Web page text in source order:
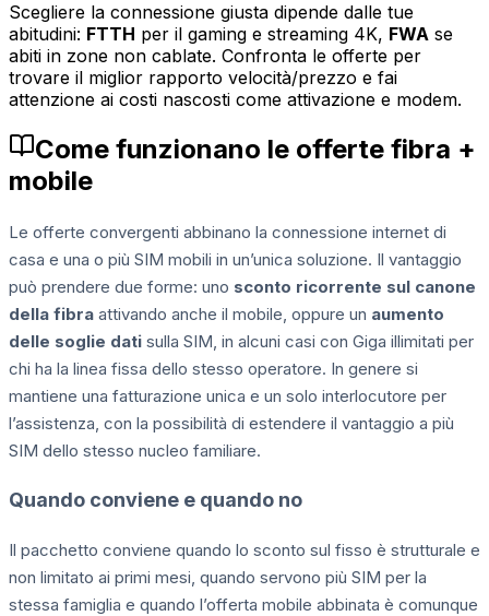
Scegliere la connessione giusta dipende dalle tue
abitudini: FTTH per il gaming e streaming 4K, FWA se
abiti in zone non cablate. Confronta le offerte per
trovare il miglior rapporto velocità/prezzo e fai
attenzione ai costi nascosti come attivazione e modem.
Come funzionano le offerte fibra +
mobile
Le offerte convergenti abbinano la connessione internet di
casa e una o più SIM mobili in un’unica soluzione. Il vantaggio
può prendere due forme: uno sconto ricorrente sul canone
della fibra attivando anche il mobile, oppure un aumento
delle soglie dati sulla SIM, in alcuni casi con Giga illimitati per
chi ha la linea fissa dello stesso operatore. In genere si
mantiene una fatturazione unica e un solo interlocutore per
l’assistenza, con la possibilità di estendere il vantaggio a più
SIM dello stesso nucleo familiare.
Quando conviene e quando no
Il pacchetto conviene quando lo sconto sul fisso è strutturale e
non limitato ai primi mesi, quando servono più SIM per la
stessa famiglia e quando l’offerta mobile abbinata è comunque